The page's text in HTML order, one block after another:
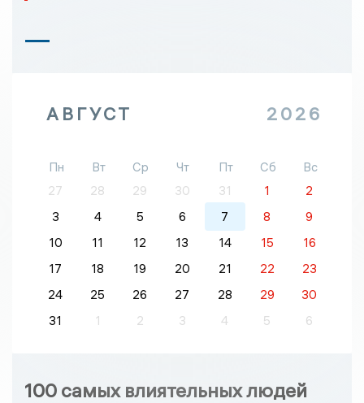
АВГУСТ 2026
Пн Вт Ср Чт Пт Сб
Вс
27
28 29 30 31 1
2
3
4 5 6 7 8
9
10
11 12 13 14 15
16
17
18 19 20 21 22
23
24
25 26 27 28 29
30
31
1 2 3 4 5 6
100 самых влиятельных людей